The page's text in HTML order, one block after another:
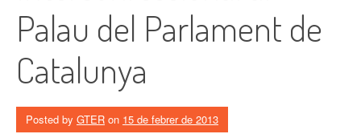
Palau del Parlament de
Catalunya
Posted by GTER on 15 de febrer de 2013